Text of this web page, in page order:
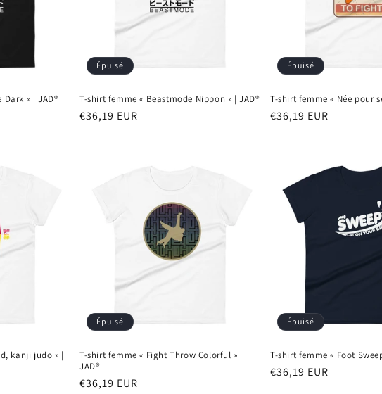
» | JAD®
Épuisé
T-shirt femme « Beastmode Nippon » | JAD®
Prix
€36,19 EUR
Épuisé
T-shirt femme « Née pour
Prix
€36,19 EUR
kanji judo » |
Épuisé
T-shirt femme « Fight Throw Colorful » |
JAD®
Prix
€36,19 EUR
Épuisé
T-shirt femme « Foot
Prix
€36,19 EUR